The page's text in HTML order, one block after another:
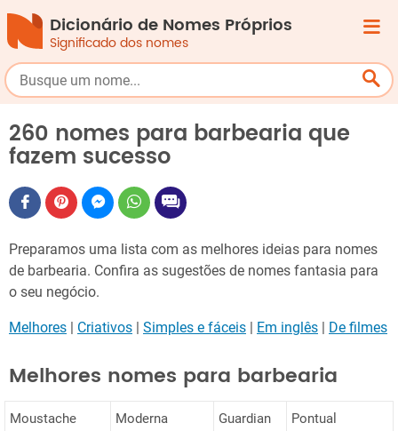
Dicionário de Nomes Próprios
Significado dos nomes
260 nomes para barbearia que
fazem sucesso
Preparamos uma lista com as melhores ideias para nomes
de barbearia. Confira as sugestões de nomes fantasia para
o seu negócio.
Melhores | Criativos | Simples e fáceis | Em inglês | De filmes
Melhores nomes para barbearia
Moustache Moderna Guardian Pontual